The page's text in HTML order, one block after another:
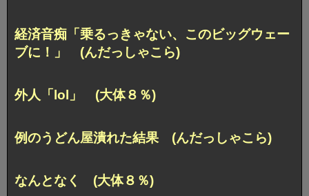
経済音痴「乗るっきゃない、このビッグウェー
ブに！」 (んだっしゃこら)
外人「lol」 (大体８％)
例のうどん屋潰れた結果 (んだっしゃこら)
なんとなく (大体８％)